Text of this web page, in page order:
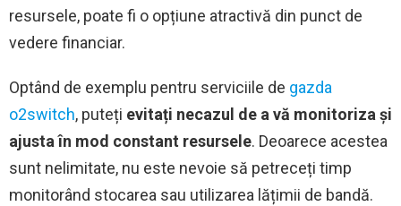
resursele, poate fi o opțiune atractivă din punct de
vedere financiar.
Optând de exemplu pentru serviciile de gazda
o2switch, puteți evitați necazul de a vă monitoriza și
ajusta în mod constant resursele. Deoarece acestea
sunt nelimitate, nu este nevoie să petreceți timp
monitorând stocarea sau utilizarea lățimii de bandă.